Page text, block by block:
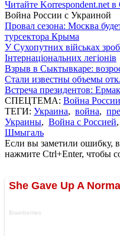
Читайте Korrespondent.net
Война России с Украиной
Провал сезона: Москва
турсектора Крыма
У Сухопутних військах
Інтернаціональних легіонів
Взрыв в Сыктывкаре:
Стали известны объемы
Встреча президентов:
СПЕЦТЕМА: Война
ТЕГИ: Украина, война,
Украины, Война с Россией,
Шмыгаль
Если вы заметили ошибку,
нажмите Ctrl+Enter, чтобы